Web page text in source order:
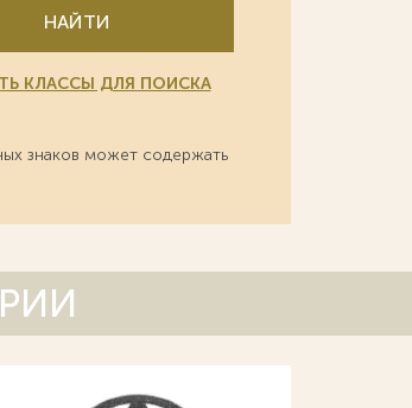
НАЙТИ
КЛАССЫ ДЛЯ ПОИСКА
знаков может содержать